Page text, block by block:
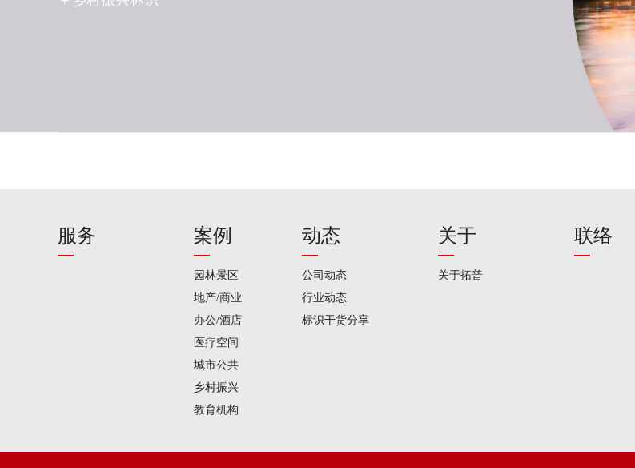
服务 案例
园林景区
地产/商业
办公/酒店
医疗空间
城市公共
乡村振兴
教育机构
动态
公司动态
行业动态
标识干货分享
关于
关于拓普
联络